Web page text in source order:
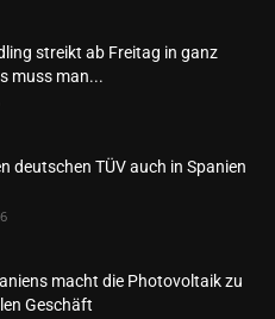
streikt ab Freitag in ganz
muss man...
deutschen TÜV auch in Spanien
macht die Photovoltaik zu
Geschäft